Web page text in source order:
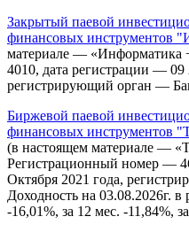
Закрытый паевой
финансовых инструментов
материале — «Информатика
4010, дата регистрации — 09
регистрирующий орган —
Биржевой паевой
финансовых инструментов
(в настоящем материале —
Регистрационный номер —
Октября 2021 года,
Доходность на 03.08.2026г. в
-16,01%, за 12 мес. -11,84%,